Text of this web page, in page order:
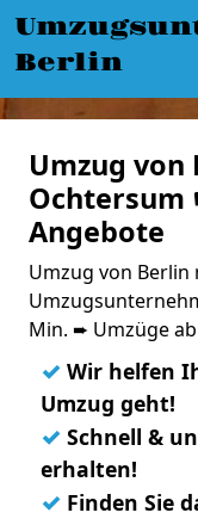
Berlin
Umzug von
Ochtersum
Angebote
Umzug von Berlin
Min. ➨ Umzüge
✓ Wir helfen
Umzug geht!
✓ Schnell &
erhalten!
✓ Finden Sie